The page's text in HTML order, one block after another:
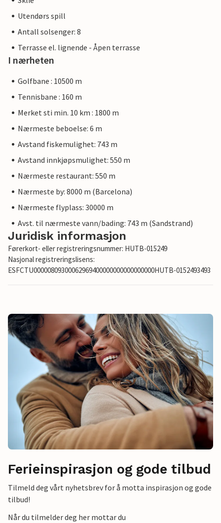
Utendørs spill
Antall solsenger: 8
Terrasse el. lignende - Åpen terrasse
I nærheten
Golfbane : 10500 m
Tennisbane : 160 m
Merket sti min. 10 km : 1800 m
Nærmeste beboelse: 6 m
Avstand fiskemulighet: 743 m
Avstand innkjøpsmulighet: 550 m
Nærmeste restaurant: 550 m
Nærmeste by: 8000 m (Barcelona)
Nærmeste flyplass: 30000 m
Avst. til nærmeste vann/bading: 743 m (Sandstrand)
Juridisk informasjon
Førerkort- eller registreringsnummer: HUTB-015249
Nasjonal registreringslisens:
ESFCTU00000809300062969400000000000000000HUTB-0152493493
Ferieinspirasjon og gode tilbud
Tilmeld deg vårt nyhetsbrev for å motta inspirasjon og gode
tilbud!
Når du tilmelder deg her mottar du